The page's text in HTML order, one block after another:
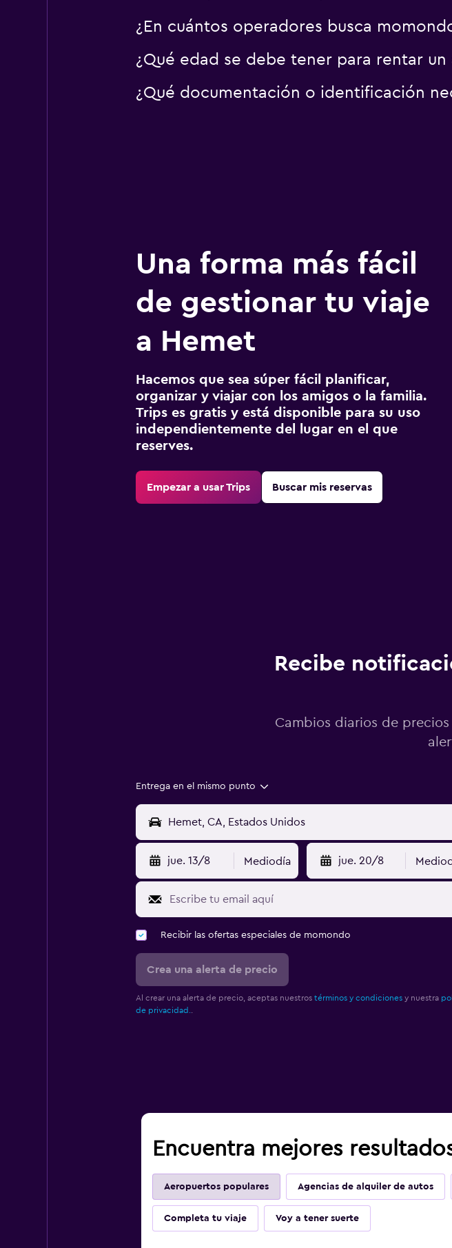
¿En cuántos operadores busca
¿Qué edad se debe tener para rentar un
¿Qué documentación o identificación
Una forma más fácil
de gestionar tu viaje
a Hemet
Hacemos que sea súper fácil planificar,
organizar y viajar con los amigos o la familia.
Trips es gratis y está disponible para su uso
independientemente del lugar en el que
reserves.
Empezar a usar Trips Buscar mis reservas
Recibe
Cambios diarios de
Entrega en el mismo punto
jue. 13/8 Mediodía jue. 20/8
Recibir las ofertas especiales de momondo
Crea una alerta de precio
Al crear una alerta de precio, aceptas nuestros términos y condicionesy nuestra
de privacidad.
Encuentra mejores
Aeropuertos populares Agencias de alquiler de autos
Completa tu viaje Voy a tener suerte